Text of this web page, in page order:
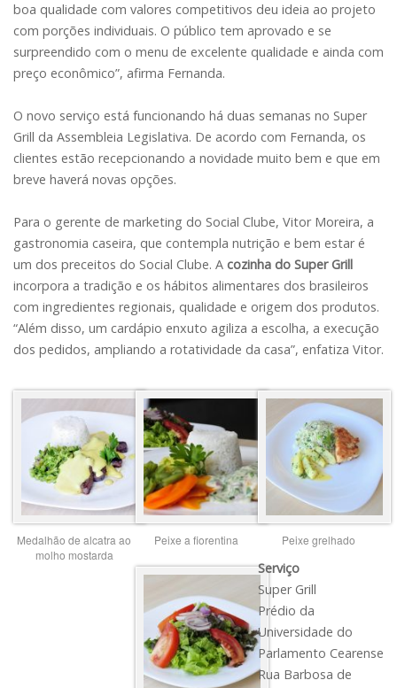
boa qualidade com valores competitivos deu ideia ao projeto
com porções individuais. O público tem aprovado e se
surpreendido com o menu de excelente qualidade e ainda com
preço econômico”, afirma Fernanda.
O novo serviço está funcionando há duas semanas no Super
Grill da Assembleia Legislativa. De acordo com Fernanda, os
clientes estão recepcionando a novidade muito bem e que em
breve haverá novas opções.
Para o gerente de marketing do Social Clube, Vitor Moreira, a
gastronomia caseira, que contempla nutrição e bem estar é
um dos preceitos do Social Clube. A cozinha do Super Grill
incorpora a tradição e os hábitos alimentares dos brasileiros
com ingredientes regionais, qualidade e origem dos produtos.
“Além disso, um cardápio enxuto agiliza a escolha, a execução
dos pedidos, ampliando a rotatividade da casa”, enfatiza Vitor.
Medalhão de alcatra ao
molho mostarda
Peixe a fiorentina Peixe grelhado
Serviço
Super Grill
Prédio da
Universidade do
Parlamento Cearense
Rua Barbosa de